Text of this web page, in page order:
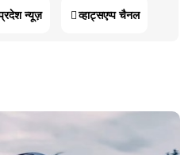
न्यूज़ व्हाट्सएप्प चैनल